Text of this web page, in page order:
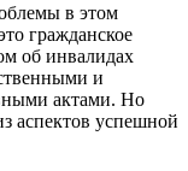
в этом
гражданское
об инвалидах
и
актами. Но
аспектов успешной